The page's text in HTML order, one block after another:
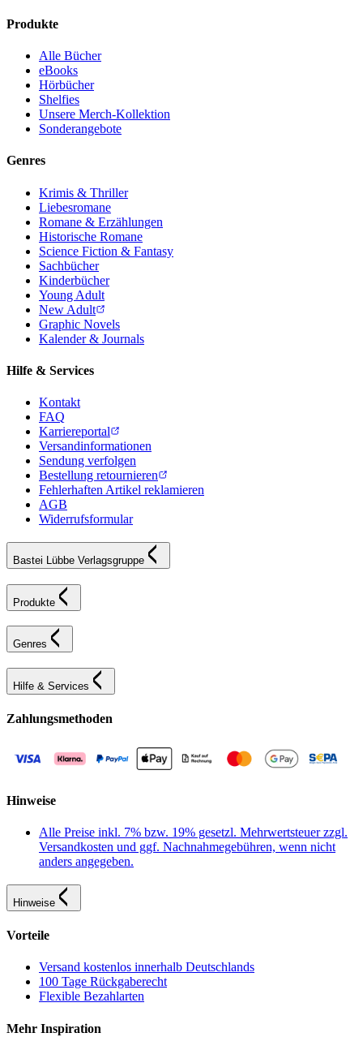
Produkte
Alle Bücher
eBooks
Hörbücher
Shelfies
Unsere Merch-Kollektion
Sonderangebote
Genres
Krimis & Thriller
Liebesromane
Romane & Erzählungen
Historische Romane
Science Fiction & Fantasy
Sachbücher
Kinderbücher
Young Adult
New Adult
Graphic Novels
Kalender & Journals
Hilfe & Services
Kontakt
FAQ
Karriereportal
Versandinformationen
Sendung verfolgen
Bestellung retournieren
Fehlerhaften Artikel reklamieren
AGB
Widerrufsformular
Bastei Lübbe Verlagsgruppe
Produkte
Genres
Hilfe & Services
Zahlungsmethoden
Hinweise
Alle Preise inkl. 7% bzw. 19% gesetzl. Mehrwertsteuer zzgl.
Versandkosten und ggf. Nachnahmegebühren, wenn nicht
anders angegeben.
Hinweise
Vorteile
Versand kostenlos innerhalb Deutschlands
100 Tage Rückgaberecht
Flexible Bezahlarten
Mehr Inspiration